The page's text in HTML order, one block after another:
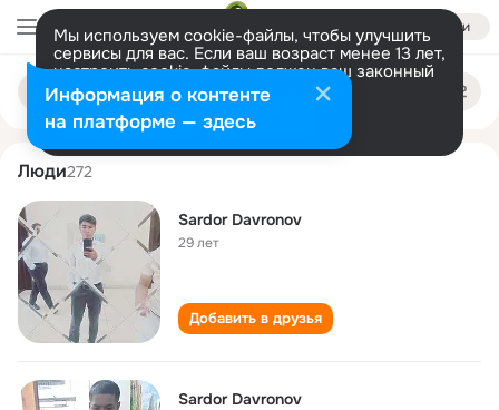
Войти
Мы используем cookie-файлы, чтобы улучшить
сервисы для вас. Если ваш возраст менее 13 лет,
настроить cookie-файлы должен ваш законный
представитель. Больше информации
Разрешить все Настроить
Поиск
людям
sardor davronov
Люди272
Sardor Davronov
29 лет
Добавить в друзья
Sardor Davronov
Информация о контенте
на платформе — здесь